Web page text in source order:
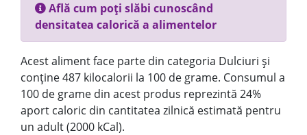
Află cum poți slăbi cunoscând
densitatea calorică a alimentelor
Acest aliment face parte din categoria Dulciuri și
conține 487 kilocalorii la 100 de grame. Consumul a
100 de grame din acest produs reprezintă 24%
aport caloric din cantitatea zilnică estimată pentru
un adult (2000 kCal).